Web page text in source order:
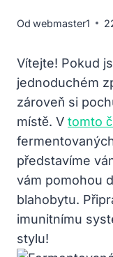
Od webmaster1
Vítejte! Pokud
jednoduchém
zároveň si
místě. V tomto
představíme
vám pomohou
blahobytu.
imunitnímu
stylu!